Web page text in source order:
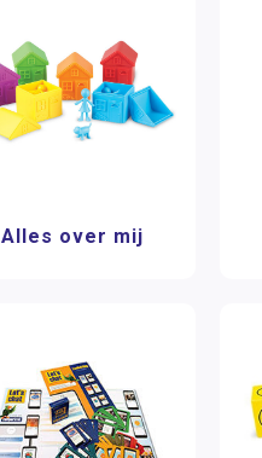
Alles over mij